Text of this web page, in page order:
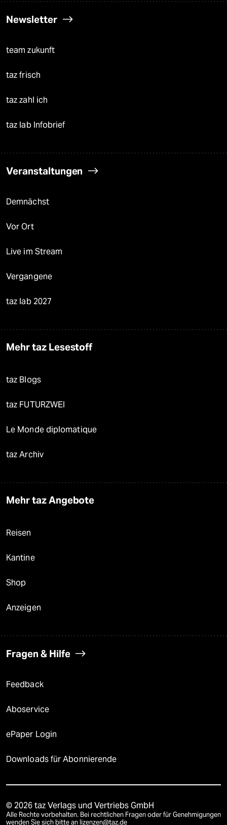
Newsletter
team zukunft
taz frisch
taz zahl ich
taz lab Infobrief
Veranstaltungen
Demnächst
Vor Ort
Live im Stream
Vergangene
taz lab 2027
Mehr taz Lesestoff
taz Blogs
taz FUTURZWEI
Le Monde diplomatique
taz Archiv
Mehr taz Angebote
Reisen
Kantine
Shop
Anzeigen
Fragen & Hilfe
Feedback
Aboservice
ePaper Login
Downloads für Abonnierende
© 2026 taz Verlags und Vertriebs GmbH
Alle Rechte vorbehalten. Bei rechtlichen Fragen oder für Genehmigungen
wenden Sie sich bitte an lizenzen@taz.de